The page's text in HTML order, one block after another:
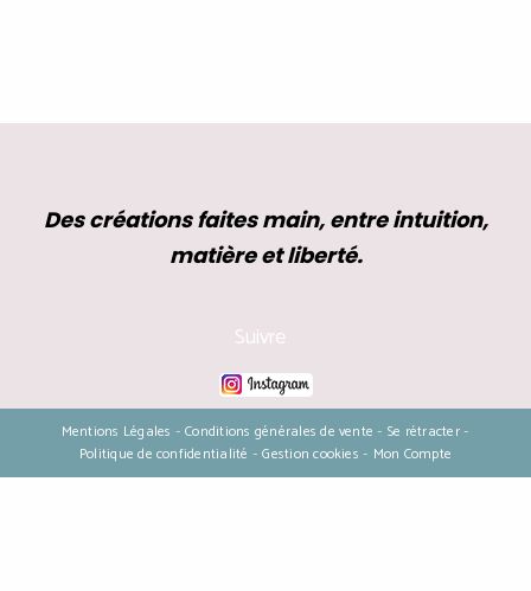
Des créations faites main, entre intuition,
matière et liberté.
Suivre
Mentions Légales Conditions générales de vente
Se rétracter
Politique de confidentialité
Gestion cookies Mon Compte